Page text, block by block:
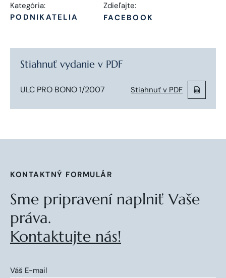
Kategória:
PODNIKATELIA
Zdieľajte:
FACEBOOK
Stiahnuť vydanie v PDF
ULC PRO BONO 1/2007 Stiahnuť v PDF
KONTAKTNÝ FORMULÁR
Sme pripravení naplniť Vaše
práva.
Kontaktujte nás!
Váš E-mail